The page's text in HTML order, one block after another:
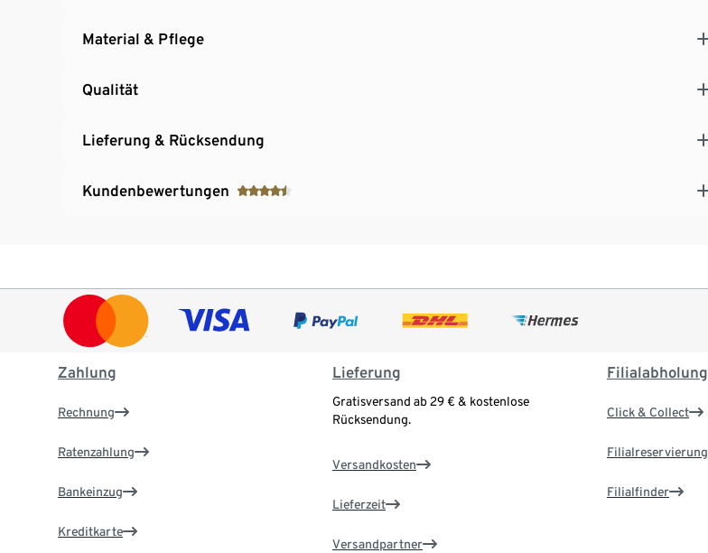
Material & Pflege
Qualität
Lieferung & Rücksendung
Kundenbewertungen
Zahlung
Rechnung
Ratenzahlung
Bankeinzug
Kreditkarte
Lieferung
Gratisversand ab 29 € & kostenlose
Rücksendung.
Versandkosten
Lieferzeit
Versandpartner
Filialabholung
Click & Collect
Filialreservierung
Filialfinder